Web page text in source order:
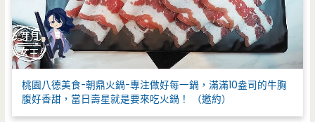
桃園八德美食-朝鼎火鍋-專注做好每一鍋，滿滿10盎司的牛胸
腹好香甜，當日壽星就是要來吃火鍋！ （邀約）